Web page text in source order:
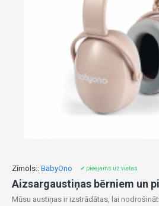
Zīmols:: BabyOno ✔ pieejams uz vietas
Mūsu austiņas ir izstrādātas, lai